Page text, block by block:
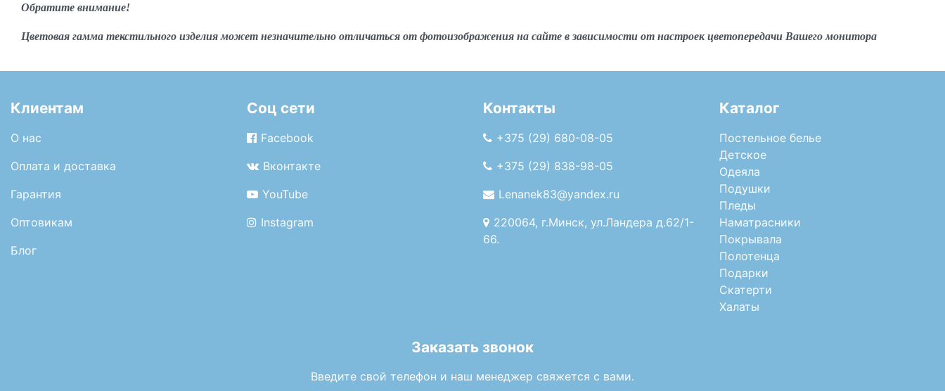
Обратите внимание!
Цветовая гамма текстильного изделия может незначительно отличаться от фотоизображения на сайте в зависимости от настроек цветопередачи Вашего монитора
Клиентам
О нас
Оплата и доставка
Гарантия
Оптовикам
Блог
Соц сети
Facebook
Вконтакте
YouTube
Instagram
Контакты
+375 (29) 680-08-05
+375 (29) 838-98-05
Lenanek83@yandex.ru
220064, г.Минск, ул.Ландера д.62/1-
66.
Каталог
Постельное белье
Детское
Одеяла
Подушки
Пледы
Наматрасники
Покрывала
Полотенца
Подарки
Скатерти
Халаты
Заказать звонок
Введите свой телефон и наш менеджер свяжется с вами.